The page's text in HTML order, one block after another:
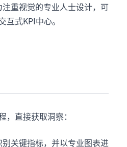
重视觉的专业人士设计，可
互式KPI中心。
直接获取洞察：
别关键指标，并以专业图表进